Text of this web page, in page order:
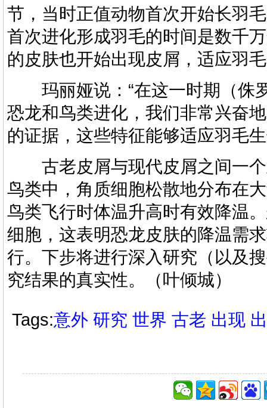
节，当时正值动物首次开始长羽
首次进化形成羽毛的时间是数千
的皮肤也开始出现皮屑，适应羽
玛丽娅说：“在这一时期（侏
恐龙和鸟类进化，我们非常兴奋
的证据，这些特征能够适应羽毛
古老皮屑与现代皮屑之间一个
鸟类中，角质细胞松散地分布在
鸟类飞行时体温升高时有效降温
细胞，这表明恐龙皮肤的降温需
行。下步将进行深入研究（以及
究结果的真实性。（叶倾城）
Tags:意外 研究 世界 古老 出现